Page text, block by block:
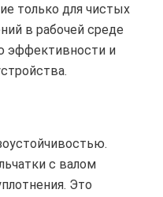
только для чистых
в рабочей среде
эффективности и
с валом
Это